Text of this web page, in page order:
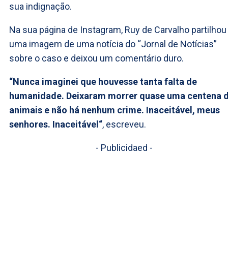
sua indignação.
Na sua página de Instagram, Ruy de Carvalho partilhou
uma imagem de uma notícia do “Jornal de Notícias”
sobre o caso e deixou um comentário duro.
“Nunca imaginei que houvesse tanta falta de
humanidade. Deixaram morrer quase uma centena
animais e não há nenhum crime. Inaceitável, meus
senhores. Inaceitável“, escreveu.
- Publicidaed -